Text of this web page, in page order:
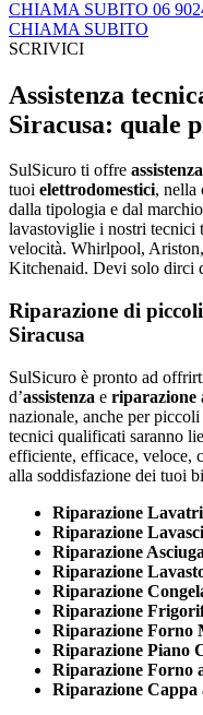
CHIAMA SUBITO 06
CHIAMA SUBITO
SCRIVICI
Assistenza
Siracusa: quale
SulSicuro ti offre assistenza
tuoi elettrodomestici, nella
dalla tipologia e dal
lavastoviglie i nostri tecnici
velocità. Whirlpool,
Kitchenaid. Devi solo dirci
Riparazione di
Siracusa
SulSicuro è pronto ad
d’assistenza e riparazione
nazionale, anche per piccoli
tecnici qualificati saranno
efficiente, efficace, veloce,
alla soddisfazione dei tuoi
Riparazione
Riparazione
Riparazione
Riparazione
Riparazione
Riparazione
Riparazione Forno
Riparazione Piano
Riparazione Forno
Riparazione Cappa